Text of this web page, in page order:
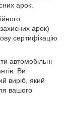
арок.
арок)
сертифікацію
автомобільні
Ви
виріб, який
вашого